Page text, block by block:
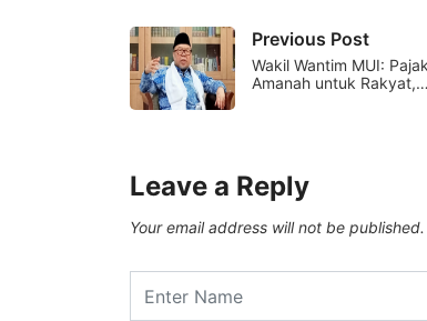
Previous Post
Wakil Wantim MUI:
Amanah untuk Rakyat,…
Leave a Reply
Your email address will not be published.